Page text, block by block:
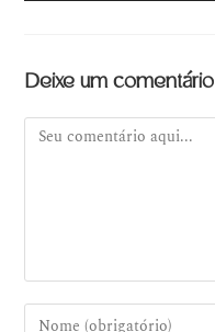
Deixe um comentário